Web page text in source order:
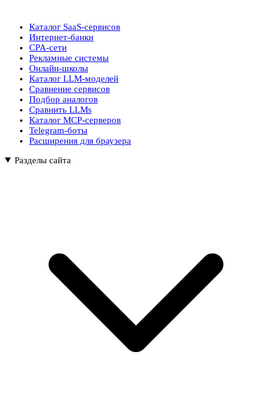
Каталог SaaS-сервисов
Интернет-банки
CPA-сети
Рекламные системы
Онлайн-школы
Каталог LLM-моделей
Сравнение сервисов
Подбор аналогов
Сравнить LLMs
Каталог MCP-серверов
Telegram-боты
Расширения для браузера
Разделы сайта